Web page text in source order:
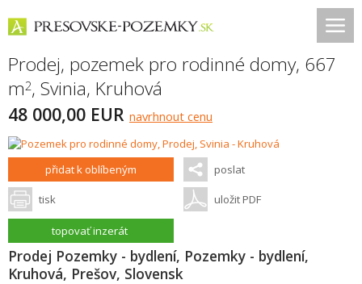
Prodej, pozemek pro rodinné domy, 667
m2, Svinia, Kruhová
48 000,00 EUR navrhnout cenu
přidat k oblíbeným poslat
tisk uložit PDF
topovať inzerát
Prodej Pozemky - bydlení, Pozemky - bydlení,
Kruhová, Prešov, Slovensk